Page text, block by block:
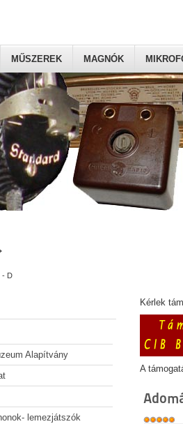
MŰSZEREK MAGNÓK
- D
Alapítvány
lemezjátszók
Kérlek
A